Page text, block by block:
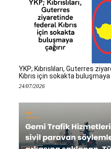
YKP; Kıbrıslıları, Guterres
Kıbrıs için sokakta buluşmaya
24/07/2026